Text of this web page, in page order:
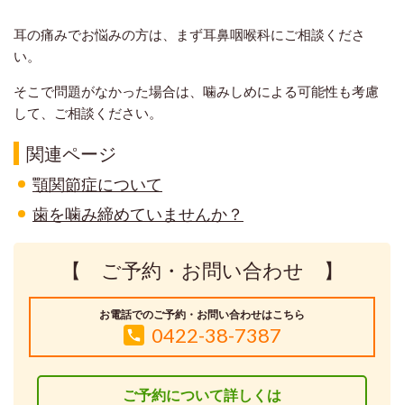
耳の痛みでお悩みの方は、まず耳鼻咽喉科にご相談くださ
い。
そこで問題がなかった場合は、噛みしめによる可能性も考慮
して、ご相談ください。
関連ページ
顎関節症について
歯を噛み締めていませんか？
【 ご予約・お問い合わせ 】
お電話でのご予約・お問い合わせはこちら
0422-38-7387
ご予約について詳しくは